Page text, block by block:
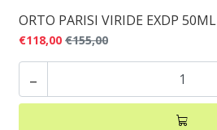
ORTO PARISI VIRIDE EXDP 50ML
€118,00 €155,00
-